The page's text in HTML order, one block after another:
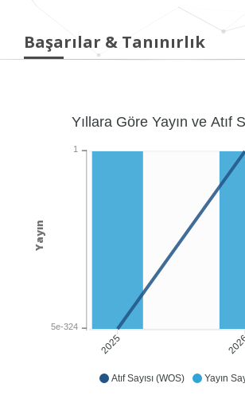
Başarılar & Tanınırlık
Atıf Sayısı (WOS) Yayın
2025
Yıllara Göre Yayın ve Atıf
1
5e-324
Yayın